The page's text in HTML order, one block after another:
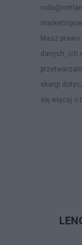
Masz
danych, ich
skargi
się więcej o